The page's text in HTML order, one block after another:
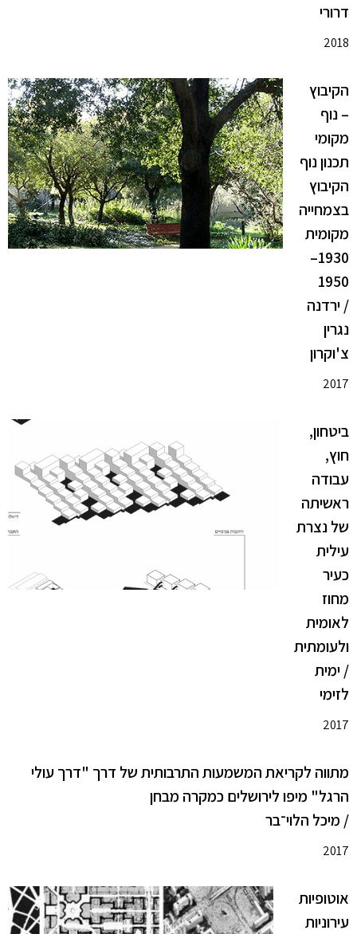
דרורי
2018
הקיבוץ
– נוף
מקומי
תכנון נוף
הקיבוץ
בצמחייה
מקומית
1930–
1950
/ ירדנה
נגרין
צ'וקרון
2017
ביטחון,
חוץ,
עבודה
ראשיתה
של נצרת
עילית
כעיר
מחוז
לאומית
ולעומתית
/ ימית
לזימי
2017
מתווה לקריאת המשמעות התרבותית של דרך "דרך עולי
הרגל" מיפו לירושלים כמקרה מבחן
/ מיכל הלוי־בר
2017
אוטופיות
עירוניות